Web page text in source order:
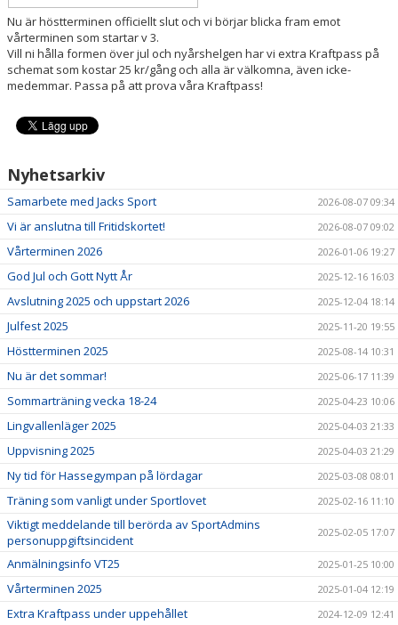
BLI LEDARE HOS OSS
Nu är höstterminen officiellt slut och vi börjar blicka fram emot
vårterminen som startar v 3.
Vill ni hålla formen över jul och nyårshelgen har vi extra Kraftpass på
schemat som kostar 25 kr/gång och alla är välkomna, även icke-
medemmar. Passa på att prova våra Kraftpass!
Nyhetsarkiv
Samarbete med Jacks Sport 2026-08-07 09:34
Vi är anslutna till Fritidskortet! 2026-08-07 09:02
Vårterminen 2026 2026-01-06 19:27
God Jul och Gott Nytt År 2025-12-16 16:03
Avslutning 2025 och uppstart 2026 2025-12-04 18:14
Julfest 2025 2025-11-20 19:55
Höstterminen 2025 2025-08-14 10:31
Nu är det sommar! 2025-06-17 11:39
Sommarträning vecka 18-24 2025-04-23 10:06
Lingvallenläger 2025 2025-04-03 21:33
Uppvisning 2025 2025-04-03 21:29
Ny tid för Hassegympan på lördagar 2025-03-08 08:01
Träning som vanligt under Sportlovet 2025-02-16 11:10
Viktigt meddelande till berörda av SportAdmins
personuppgiftsincident
2025-02-05 17:07
Anmälningsinfo VT25 2025-01-25 10:00
Vårterminen 2025 2025-01-04 12:19
Extra Kraftpass under uppehållet 2024-12-09 12:41